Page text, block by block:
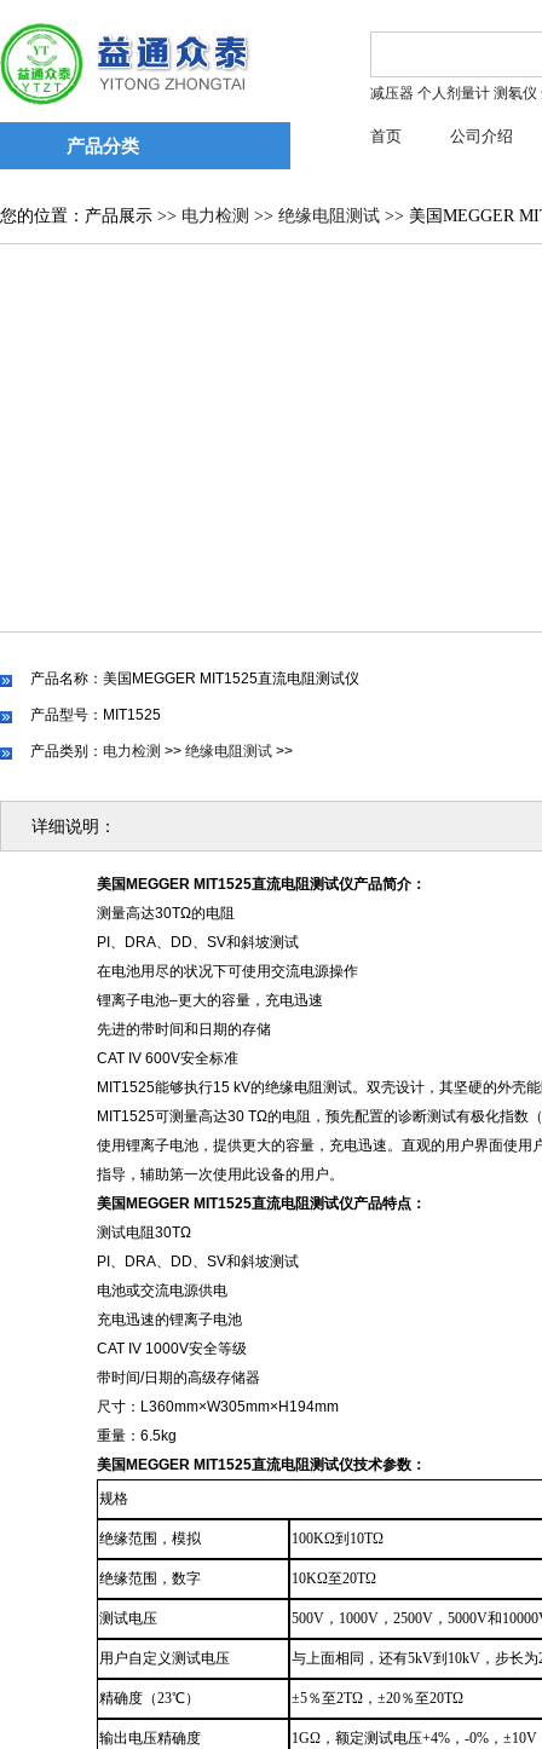
产品分类
减压器 个人剂量计 测氡仪
首页 公司介绍
您的位置：产品展示 >> 电力检测 >> 绝缘电阻测试 >> 美国MEGGER
产品名称：美国MEGGER MIT1525直流电阻测试仪
产品型号：MIT1525
产品类别： 电力检测 >> 绝缘电阻测试 >>
详细说明：
美国 MEGGER MIT1525直流电阻测试仪产品简介：
测量高达30TΩ的电阻
PI、DRA、DD、SV和斜坡测试
在电池用尽的状况下可使用交流电源操作
锂离子电池–更大的容量，充电迅速
先进的带时间和日期的存储
CAT IV 600V安全标准
MIT1525能够执行15 kV的绝缘电阻测试。双壳设计，其坚硬的外壳
MIT1525可测量高达30 TΩ的电阻，预先配置的诊断测试有极化指数
使用锂离子电池，提供更大的容量，充电迅速。直观的用户界面使
指导，辅助第一次使用此设备的用户。
美国 MEGGER MIT1525直流电阻测试仪产品特点：
测试电阻30TΩ
PI、DRA、DD、SV和斜坡测试
电池或交流电源供电
充电迅速的锂离子电池
CAT IV 1000V安全等级
带时间/日期的高级存储器
尺寸： L360mm×W305mm×H194mm
重量： 6.5kg
美国 MEGGER MIT1525直流电阻测试仪技术参数：
规格
绝缘范围，模拟 100KΩ到10TΩ
绝缘范围，数字 10KΩ至20TΩ
测试电压 500V ， 1000V ，2500V ，5000V和
用户自定义测试电压 与上面相同，还有5kV到10kV ，步长为
精确度（23℃） ±5％至2TΩ，±20％至20TΩ
输出电压精确度 1GΩ，额定测试电压+4% ，-0% ，